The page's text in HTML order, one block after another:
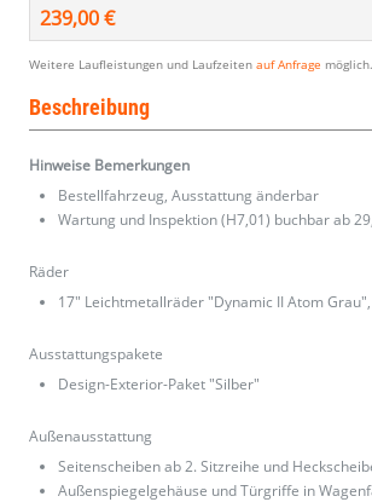
239,00 €
Weitere Laufleistungen und Laufzeiten auf Anfrage möglich.
Beschreibung
Hinweise Bemerkungen
Bestellfahrzeug, Ausstattung änderbar
Wartung und Inspektion (H7,01) buchbar ab
Räder
17" Leichtmetallräder "Dynamic II Atom
Ausstattungspakete
Design-Exterior-Paket "Silber"
Außenausstattung
Seitenscheiben ab 2. Sitzreihe und
Außenspiegelgehäuse und Türgriffe in